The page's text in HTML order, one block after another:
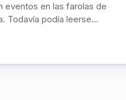
eventos en las farolas de
Todavía podía leerse...